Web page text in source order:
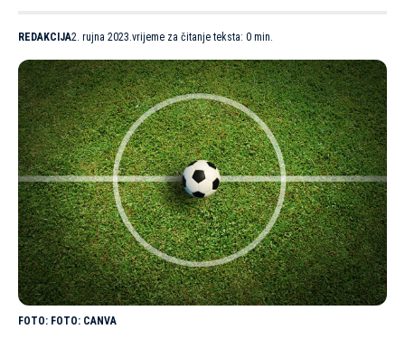
REDAKCIJA2. rujna 2023.vrijeme za čitanje teksta: 0 min.
FOTO: CANVA